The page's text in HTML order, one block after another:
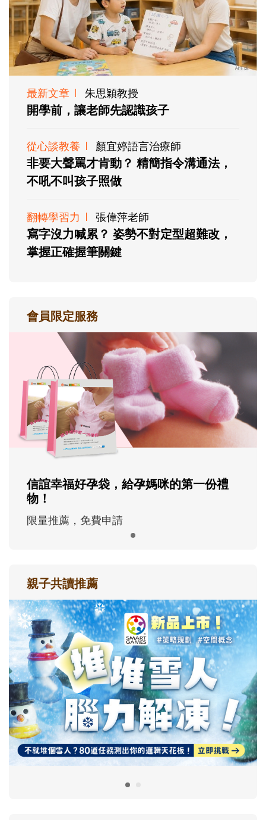
最新文章 朱思穎教授
開學前，讓老師先認識孩子
從心談教養 顏宜婷語言治療師
非要大聲罵才肯動？ 精簡指令溝通法，
不吼不叫孩子照做
翻轉學習力 張偉萍老師
寫字沒力喊累？ 姿勢不對定型超難改，
掌握正確握筆關鍵
會員限定服務
信誼幸福好孕袋，給孕媽咪的第一份禮
物！
限量推薦，免費申請
親子共讀推薦
最新活動